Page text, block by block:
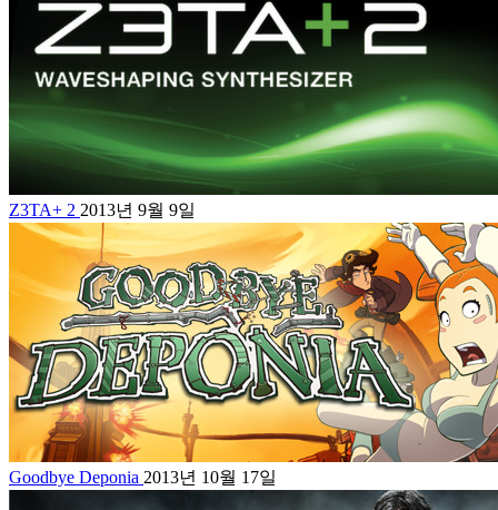
Z3TA+ 2 2013년 9월 9일
Goodbye Deponia 2013년 10월 17일